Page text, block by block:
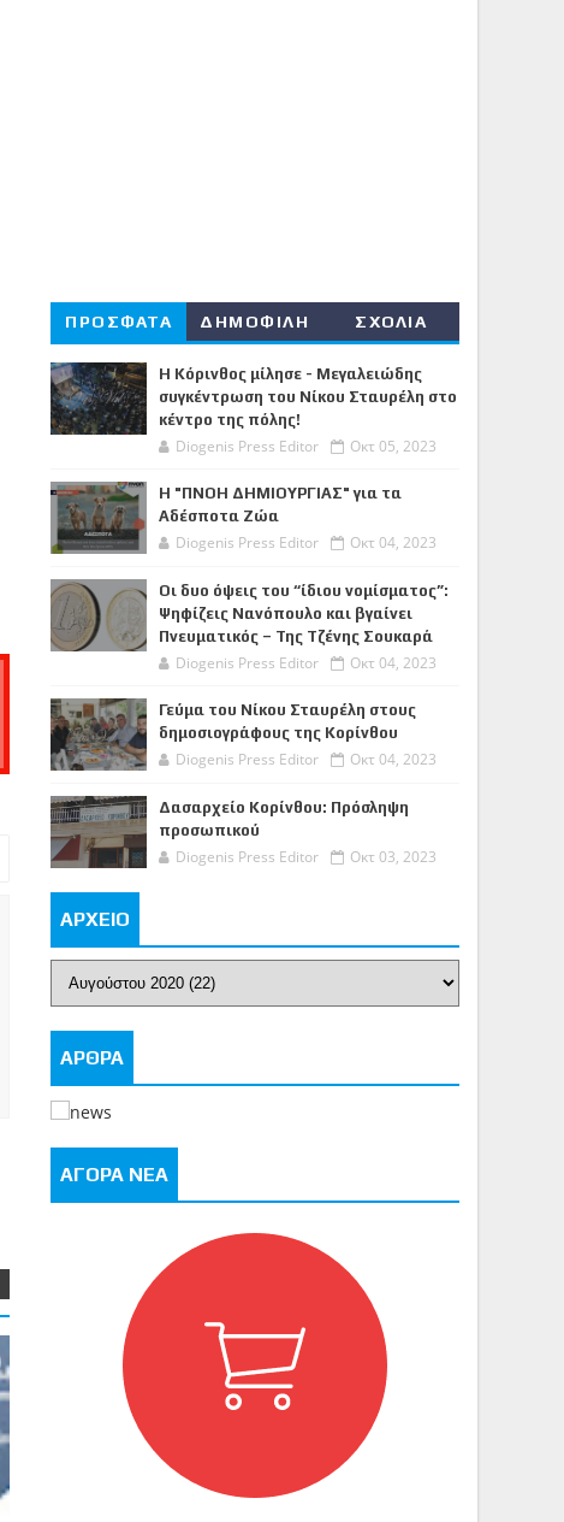
ΠΡΟΣΦΑΤΑ ΔΗΜΟΦΙΛΗ ΣΧΟΛΙΑ
Η Κόρινθος μίλησε - Μεγαλειώδης
συγκέντρωση του Νίκου Σταυρέλη στο
κέντρο της πόλης!
Diogenis Press Editor Οκτ 05, 2023
Η "ΠΝΟΗ ΔΗΜΙΟΥΡΓΙΑΣ" για τα
Αδέσποτα Ζώα
Diogenis Press Editor Οκτ 04, 2023
Οι δυο όψεις του “ίδιου νομίσματος”:
Ψηφίζεις Νανόπουλο και βγαίνει
Πνευματικός – Της Τζένης Σουκαρά
Diogenis Press Editor Οκτ 04, 2023
Γεύμα του Νίκου Σταυρέλη στους
δημοσιογράφους της Κορίνθου
Diogenis Press Editor Οκτ 04, 2023
Δασαρχείο Κορίνθου: Πρόσληψη
προσωπικού
Diogenis Press Editor Οκτ 03, 2023
ΑΡΧΕΙΟ
ΑΡΘΡΑ
ΑΓΟΡΑ ΝΕΑ